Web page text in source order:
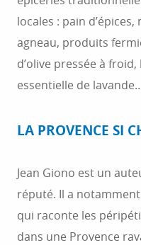
locales : pain
agneau, produits
d’olive pressée à
essentielle de
LA PROVENCE SI
Jean Giono est un
réputé. Il a
qui raconte les
dans une Provence